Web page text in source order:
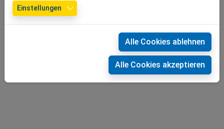
Einstellungen
Alle Cookies ablehnen
Alle Cookies akzeptieren